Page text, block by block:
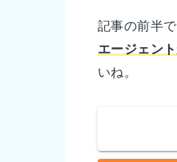
記事の前半
エージェン
いね。